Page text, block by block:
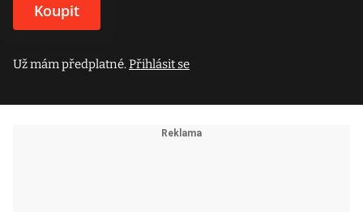
Koupit
Už mám předplatné.Přihlásit se